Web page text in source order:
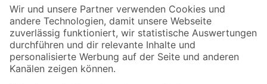
Der toom Newsletter: Keine Angebote und Aktionen mehr verpassen!
Zur Newsletter Anmeldung
Folge uns